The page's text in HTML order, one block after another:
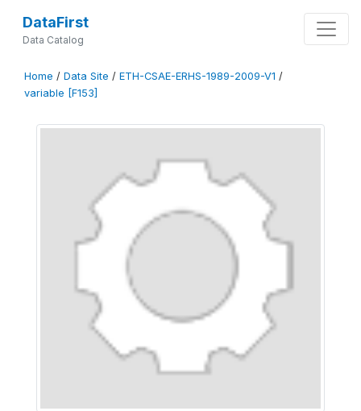
DataFirst
Data Catalog
Home / Data Site / ETH-CSAE-ERHS-1989-2009-V1 /
variable [F153]